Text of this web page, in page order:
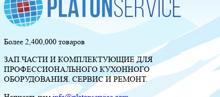
Более 2,400,000 товаров
ЗАП.ЧАСТИ И КОМПЛЕКТУЮЩИЕ ДЛЯ
ПРОФЕССИОНАЛЬНОГО КУХОННОГО
ОБОРУДОВАНИЯ. СЕРВИС И РЕМОНТ.